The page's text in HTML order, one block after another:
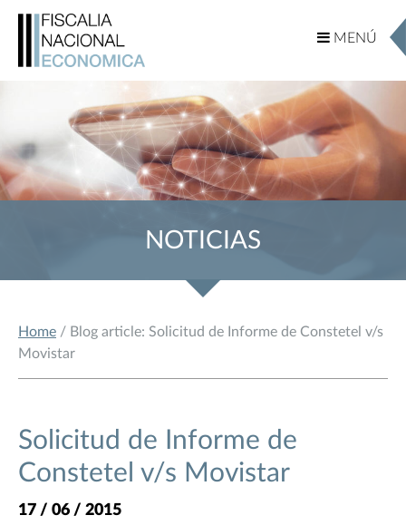
MENÚ
MENÚ
NOTICIAS
Home / Blog article: Solicitud de Informe de Constetel v/s
Movistar
Solicitud de Informe de
Constetel v/s Movistar
17 / 06 / 2015